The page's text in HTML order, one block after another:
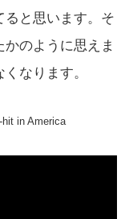
ると思います。そ
のように思えま
なります。
in America